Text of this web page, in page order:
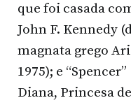
que foi casada
John F. Kennedy
magnata grego
1975); e
Diana, Princesa